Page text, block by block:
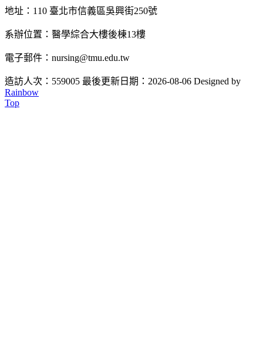
地址：110 臺北市信義區吳興街250號
系辦位置：醫學綜合大樓後棟13樓
電子郵件：nursing@tmu.edu.tw
造訪人次：559005 最後更新日期：2026-08-06 Designed by
Rainbow
Top